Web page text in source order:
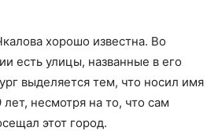
хорошо известна. Во
есть улицы, названные в его
выделяется тем, что носил имя
несмотря на то, что сам
этот город.